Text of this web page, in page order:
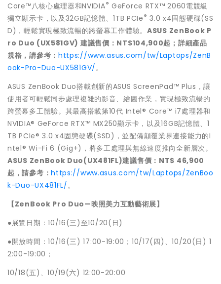
Core™八核心處理器和NVIDIA® GeForce RTX™ 2060電競級
獨立顯示卡，以及32GB記憶體、1TB PCIe ® 3.0 x4固態硬碟(SS
D)，輕鬆實現極致流暢的跨螢幕工作體驗。 ASUS ZenBook P
ro Duo (UX581GV)建議售價：NT$104,900起；詳細產品
規格，請參考： https://www.asus.com/tw/Laptops/ZenB
ook-Pro-Duo-UX581GV/。
ASUS ZenBook Duo搭載創新的ASUS ScreenPad™ Plus，讓
使用者可輕鬆同步處理複雜的影音、繪圖作業，實現極致流暢的
跨螢幕多工體驗。其最高搭載第10代 Intel® Core™ i7處理器和
NVIDIA® GeForce RTX™ MX250顯示卡，以及16GB記憶體、1
TB PCIe® 3.0 x4固態硬碟(SSD)，並配備顛覆業界連接能力的I
ntel® Wi-Fi 6 (Gig+)，將多工處理與無線速度推向全新層次。
ASUS ZenBook Duo(UX481FL)建議售價：NT$ 46,900
起，請參考：https://www.asus.com/tw/Laptops/ZenBoo
k-Duo-UX481FL/。
【ZenBook Pro Duo—映照美力互動藝術展】
●展覽日期：10/16(三)至10/20(日)
●開放時間：10/16(三) 17:00-19:00；10/17(四)、10/20(日) 1
2:00-19:00；
10/18(五)、10/19(六) 12:00-20:00